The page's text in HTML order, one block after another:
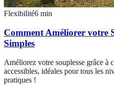
Flexibilité6 min
Comment Améliorer votre
Simples
Améliorez votre souplesse grâce à
accessibles, idéales pour tous les
pratiques !